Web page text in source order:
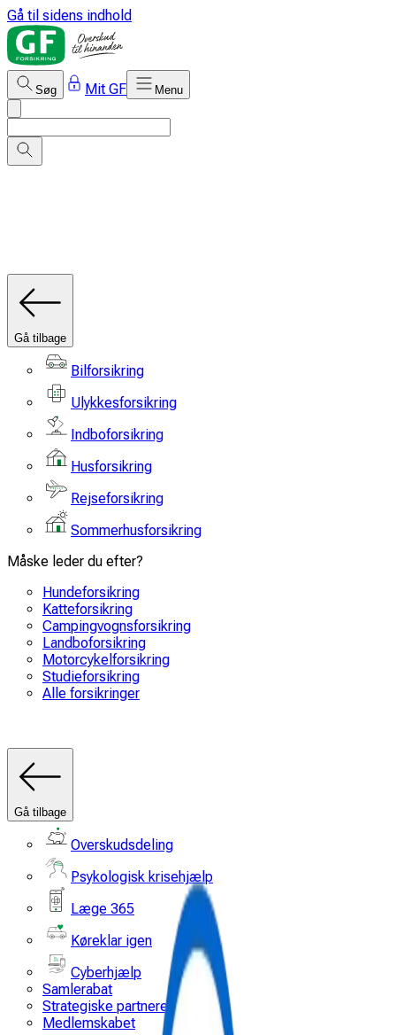
Gå til sidens indhold
Søg Mit GF Menu
Gå tilbage
Bilforsikring
Ulykkesforsikring
Indboforsikring
Husforsikring
Rejseforsikring
Sommerhusforsikring
Måske leder du efter?
Hundeforsikring
Katteforsikring
Campingvognsforsikring
Landboforsikring
Motorcykelforsikring
Studieforsikring
Alle forsikringer
Gå tilbage
Overskudsdeling
Psykologisk krisehjælp
Læge 365
Køreklar igen
Cyberhjælp
Samlerabat
Strategiske partnere
Medlemskabet